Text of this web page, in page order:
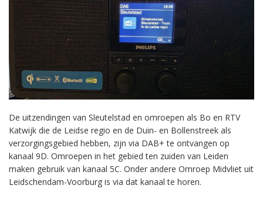
De uitzendingen van Sleutelstad en omroepen als Bo en RTV
Katwijk die de Leidse regio en de Duin- en Bollenstreek als
verzorgingsgebied hebben, zijn via DAB+ te ontvangen op
kanaal 9D. Omroepen in het gebied ten zuiden van Leiden
maken gebruik van kanaal 5C. Onder andere Omroep Midvliet uit
Leidschendam-Voorburg is via dat kanaal te horen.